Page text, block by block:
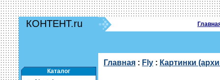
КОНТЕНТ.ru
Каталог
Главная : Fly : Картинки